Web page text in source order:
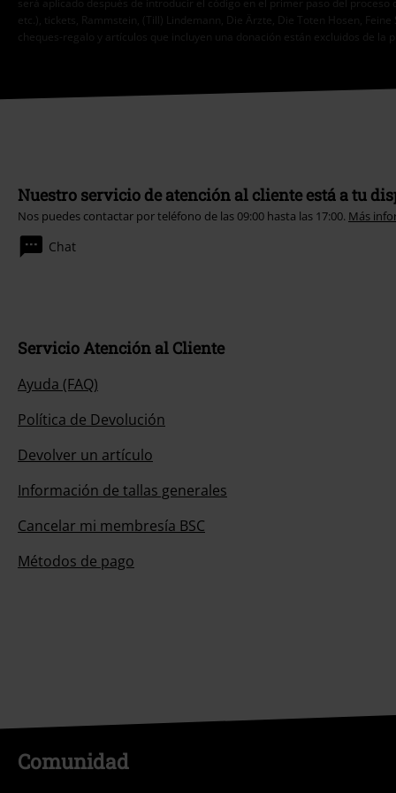
será aplicado después de introducir el código en el primer paso del proceso
etc.), tickets, Rammstein, (Till) Lindemann, Die Ärzte, Die Toten Hosen,
cheques-regalo y artículos que incluyen una donación están excluidos de la
Nuestro servicio de atención al cliente está a tu
Nos puedes contactar por teléfono de las 09:00 hasta las 17:00. Más
Chat
Servicio Atención al Cliente
Ayuda (FAQ)
Política de Devolución
Devolver un artículo
Información de tallas generales
Cancelar mi membresía BSC
Métodos de pago
Comunidad